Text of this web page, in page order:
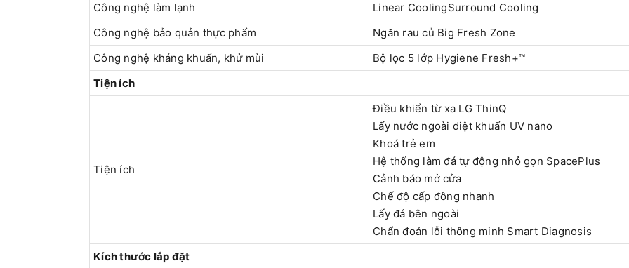
Công nghệ làm lạnh
Linear CoolingSurround Cooling
Công nghệ bảo quản thực phẩm
Ngăn rau củ Big Fresh Zone
Công nghệ kháng khuẩn, khử mùi
Bộ lọc 5 lớp Hygiene Fresh+™
Tiện ích
Tiện ích
Điều khiển từ xa LG ThinQ
Lấy nước ngoài diệt khuẩn UV nano
Khoá trẻ em
Hệ thống làm đá tự động nhỏ gọn SpacePlus
Cảnh báo mở cửa
Chế độ cấp đông nhanh
Lấy đá bên ngoài
Chẩn đoán lỗi thông minh Smart Diagnosis
Kích thước lắp đặt